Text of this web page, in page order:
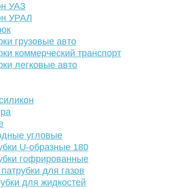
УАЗ
УРАЛ
грузовые авто
коммерческий транспорт
легковые авто
угловые
U-образные 180
гофрированные
для газов
для жидкостей